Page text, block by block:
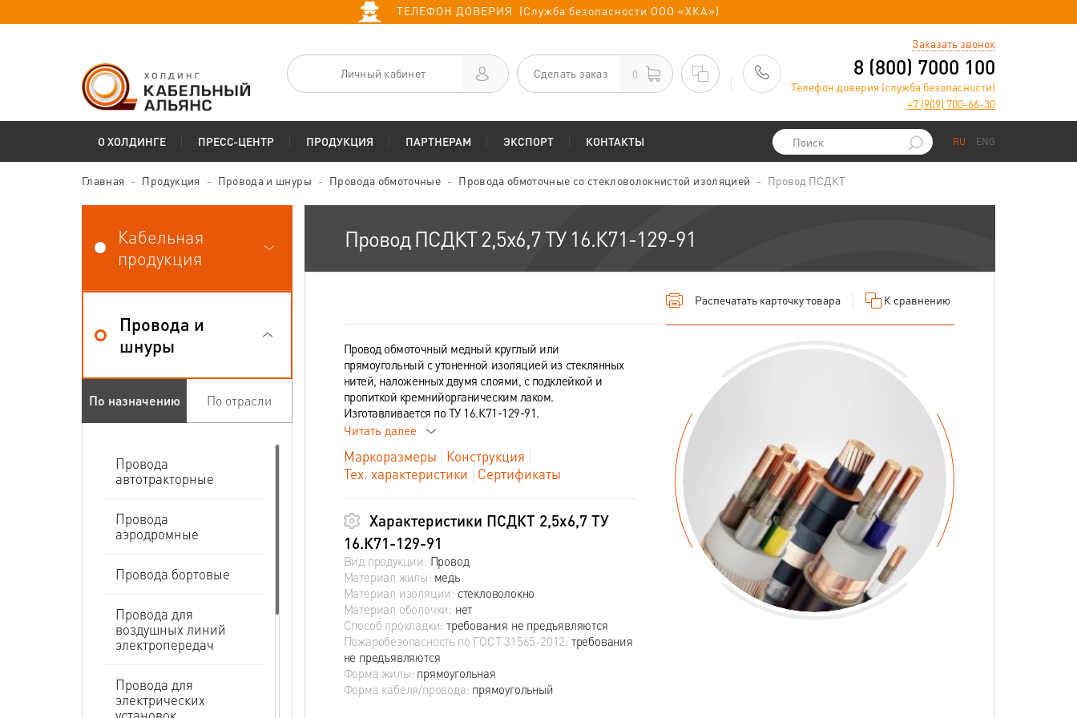
ТЕЛЕФОН ДОВЕРИЯ (Служба безопасности ООО «ХКА»)
Личный кабинет Сделать заказ 0
Заказать звонок
8 (800) 7000 100
Телефон доверия (служба безопасности)
+7 (909) 700-66-30
О ХОЛДИНГЕ ПРЕСС-ЦЕНТР ПРОДУКЦИЯ ПАРТНЕРАМ ЭКСПОРТ КОНТАКТЫ RU ENG
Главная Продукция Провода и шнуры Провода обмоточные Провода обмоточные со стекловолокнистой изоляцией Провод ПСДКТ
Кабельная
продукция
Провода и
шнуры
По назначению По отрасли
Провода
автотракторные
Провода
аэродромные
Провода бортовые
Провода для
воздушных линий
электропередач
Провода для
электрических
Провод ПСДКТ 2,5х6,7 ТУ 16.К71-129-91
Распечатать карточку товара К сравнению
Провод обмоточный медный круглый или
прямоугольный с утоненной изоляцией из стеклянных
нитей, наложенных двумя слоями, с подклейкой и
пропиткой кремнийорганическим лаком.
Изготавливается по ТУ 16.К71-129-91.
Читать далее
Маркоразмеры
Конструкция
Тех. характеристики
Сертификаты
Характеристики ПСДКТ 2,5х6,7 ТУ
16.К71-129-91
Вид продукции: Провод
Материал жилы: медь
Материал изоляции: стекловолокно
Материал оболочки: нет
Способ прокладки: требования не предъявляются
Пожаробезопасность по ГОСТ 31565-2012: требования
не предъявляются
Форма жилы: прямоугольная
Форма кабеля/провода: прямоугольный